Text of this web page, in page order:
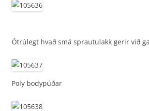
Ótrúlegt hvað smá sprautulakk gerir við
Poly bodypúðar